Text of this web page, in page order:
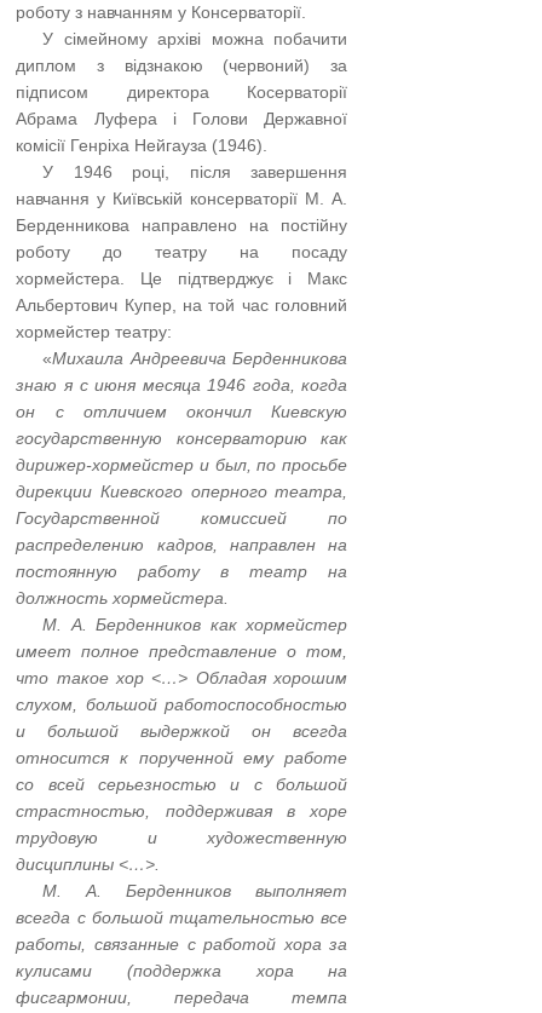
роботу з навчанням у Консерваторії.
…..У сімейному архіві можна побачити
диплом з відзнакою (червоний) за
підписом директора Косерваторії
Абрама Луфера і Голови Державної
комісії Генріха Нейгауза (1946).
…..У 1946 році, після завершення
навчання у Київській консерваторії М. А.
Берденникова направлено на постійну
роботу до театру на посаду
хормейстера. Це підтверджує і Макс
Альбертович Купер, на той час головний
хормейстер театру:
…..«Михаила Андреевича Берденникова
знаю я с июня месяца 1946 года, когда
он с отличием окончил Киевскую
государственную консерваторию как
дирижер-хормейстер и был, по просьбе
дирекции Киевского оперного театра,
Государственной комиссией по
распределению кадров, направлен на
постоянную работу в театр на
должность хормейстера.
…..М. А. Берденников как хормейстер
имеет полное представление о том,
что такое хор <…> Обладая хорошим
слухом, большой работоспособностью
и большой выдержкой он всегда
относится к порученной ему работе
со всей серьезностью и с большой
страстностью, поддерживая в хоре
трудовую и художественную
дисциплины <…>.
…..М. А. Берденников выполняет
всегда с большой тщательностью все
работы, связанные с работой хора за
кулисами (поддержка хора на
фисгармонии, передача темпа